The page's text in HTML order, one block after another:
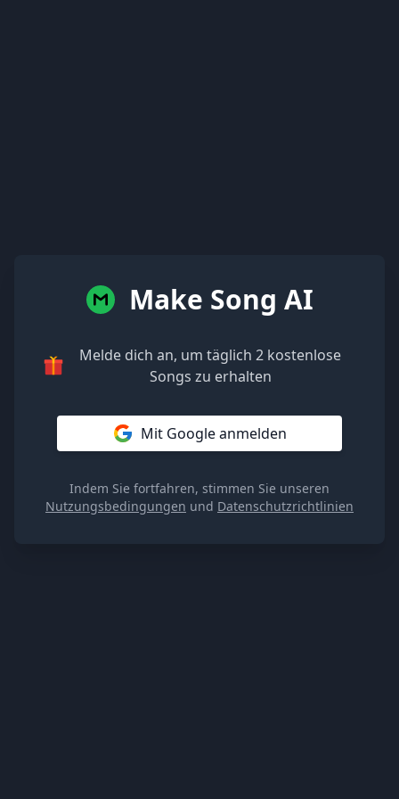
Make Song AI
Melde dich an, um täglich 2 kostenlose
Songs zu erhalten
Mit Google anmelden
Indem Sie fortfahren, stimmen Sie unseren
Nutzungsbedingungen und Datenschutzrichtlinien